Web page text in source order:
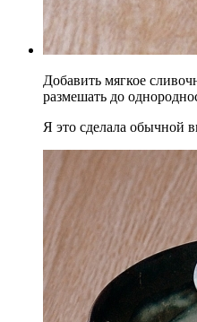
Добавить мягкое
размешать до
Я это сделала обычной